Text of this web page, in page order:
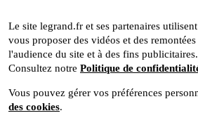
de sol
Le site legrand.fr et ses partenaires
vous proposer des vidéos et des
l'audience du site et à des fins publicitaires.
Consultez notre Politique de
Vous pouvez gérer vos préférences
des cookies.